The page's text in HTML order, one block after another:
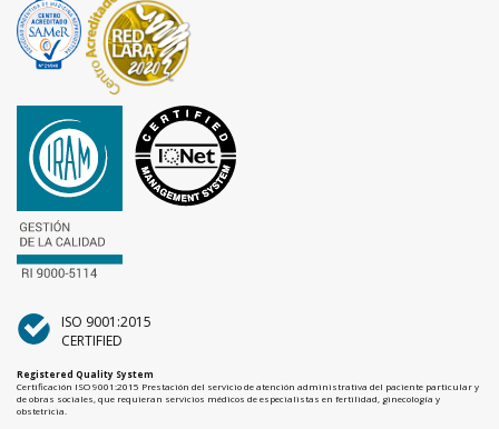
ISO 9001:2015
CERTIFIED
Registered Quality System
Certificación ISO 9001:2015 Prestación del servicio de atención administrativa del paciente particular y
de obras sociales, que requieran servicios médicos de especialistas en fertilidad, ginecología y
obstetricia.